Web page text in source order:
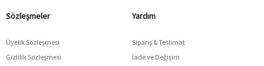
Sözleşmeler
Üyelik Sözleşmesi
Gizlilik Sözleşmesi
Yardım
Sipariş & Teslimat
İade ve Değişim